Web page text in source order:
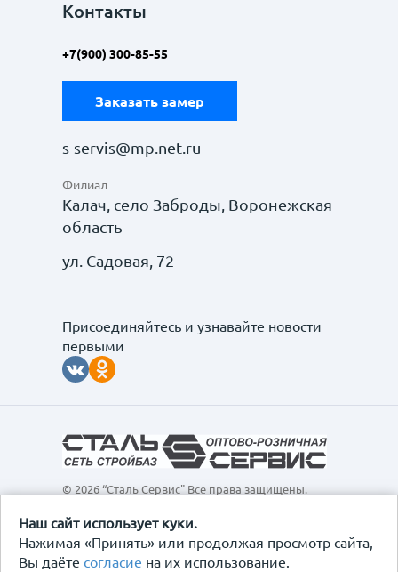
Наш сайт использует куки.
Нажимая «Принять» или продолжая просмотр сайта,
Вы даёте согласие на их использование.
Контакты
+7(900) 300-85-55
Заказать замер
s-servis@mp.net.ru
Филиал
Калач, село Заброды, Воронежская
область
ул. Садовая, 72
Присоединяйтесь и узнавайте новости
первыми
© 2026 “Сталь Сервис" Все права защищены.
интернет-сайт, а также вся информация о товарах и
ценах, предоставленная на нём, носит
исключительно информационный характер и ни при
каких условиях не является публичной офертой,